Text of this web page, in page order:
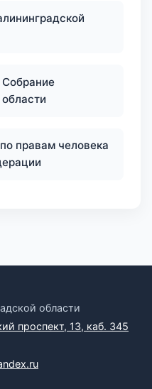
Собрание
правам человека
области
проспект, 13, каб. 345